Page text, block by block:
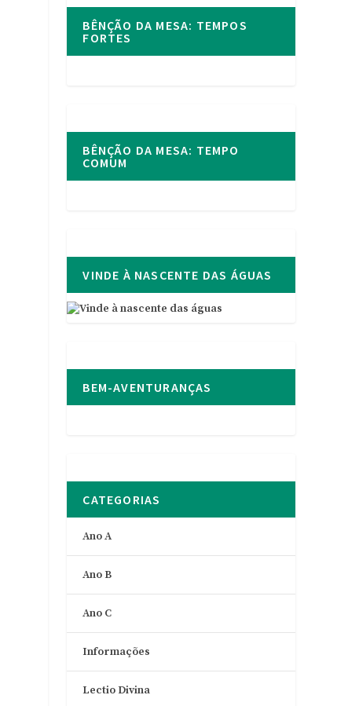
BÊNÇÃO DA MESA: TEMPOS
FORTES
BÊNÇÃO DA MESA: TEMPO
COMUM
VINDE À NASCENTE DAS ÁGUAS
BEM-AVENTURANÇAS
CATEGORIAS
Ano A
Ano B
Ano C
Informações
Lectio Divina